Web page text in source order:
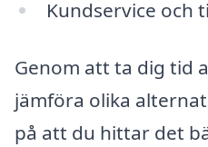
Kundservice och
Genom att ta dig tid
jämföra olika
på att du hittar det